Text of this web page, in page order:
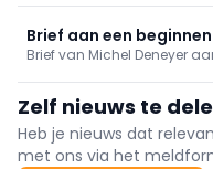
zwangerschap
ouderschap.
Brief aan een
Brief van Michel Deneyer
Zelf nieuws te
Heb je nieuws dat
met ons via het